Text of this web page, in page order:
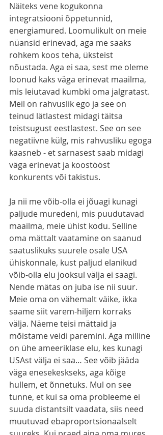
Näiteks vene kogukonna
integratsiooni õppetunnid,
energiamured. Loomulikult on meie
nüansid erinevad, aga me saaks
rohkem koos teha, üksteist
nõustada. Aga ei saa, sest me oleme
loonud kaks väga erinevat maailma,
mis leiutavad kumbki oma jalgratast.
Meil on rahvuslik ego ja see on
teinud lätlastest midagi täitsa
teistsugust eestlastest. See on see
negatiivne külg, mis rahvusliku egoga
kaasneb - et sarnasest saab midagi
väga erinevat ja koostööst
konkurents või takistus.
Ja nii me võib-olla ei jõuagi kunagi
paljude muredeni, mis puudutavad
maailma, meie ühist kodu. Selline
oma mättalt vaatamine on saanud
saatuslikuks suurele osale USA
ühiskonnale, kust paljud elanikud
võib-olla elu jooksul välja ei saagi.
Nende mätas on juba ise nii suur.
Meie oma on vähemalt väike, ikka
saame siit varem-hiljem korraks
välja. Näeme teisi mättaid ja
mõistame veidi paremini. Aga milline
on ühe ameeriklase elu, kes kunagi
USAst välja ei saa… See võib jääda
väga enesekeskseks, aga kõige
hullem, et õnnetuks. Mul on see
tunne, et kui sa oma probleeme ei
suuda distantsilt vaadata, siis need
muutuvad ebaproportsionaalselt